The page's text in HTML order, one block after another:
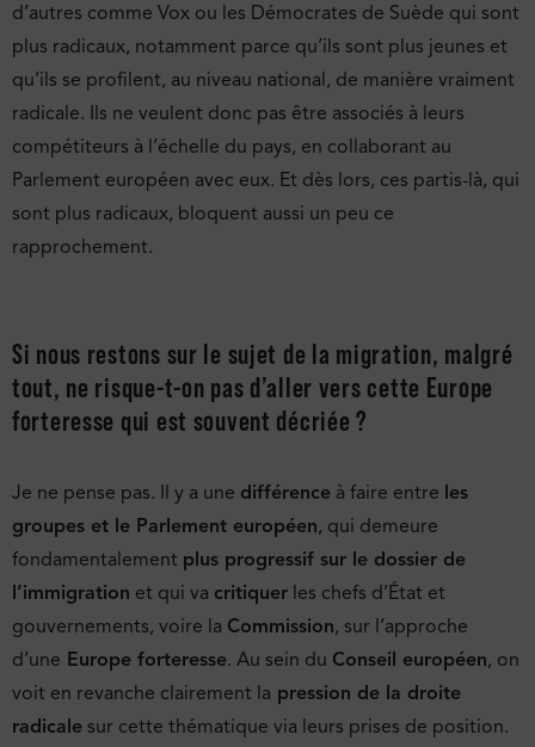
d’autres comme Vox ou les Démocrates de Suède qui sont
plus radicaux, notamment parce qu’ils sont plus jeunes et
qu’ils se profilent, au niveau national, de manière vraiment
radicale. Ils ne veulent donc pas être associés à leurs
compétiteurs à l’échelle du pays, en collaborant au
Parlement européen avec eux. Et dès lors, ces partis-là, qui
sont plus radicaux, bloquent aussi un peu ce
rapprochement.
Si nous restons sur le sujet de la migration, malgré
tout, ne risque-t-on pas d’aller vers cette Europe
forteresse qui est souvent décriée ?
Je ne pense pas. Il y a une différence à faire entre les
groupes et le Parlement européen, qui demeure
fondamentalement plus progressif sur le dossier de
l’immigration et qui va critiquer les chefs d’État et
gouvernements, voire la Commission, sur l’approche
d’une Europe forteresse. Au sein du Conseil européen, on
voit en revanche clairement la pression de la droite
radicale sur cette thématique via leurs prises de position.